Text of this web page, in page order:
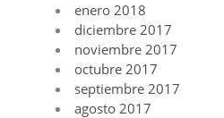
enero 2018
diciembre 2017
noviembre 2017
octubre 2017
septiembre 2017
agosto 2017